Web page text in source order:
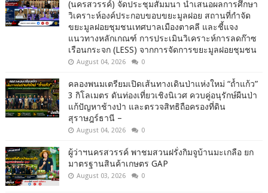
(นครสวรรค์) จัดประชุมสัมมนา นำเสนอผลการศึกษา
วิเคราะห์องค์ประกอบขอบขยะมูลฝอย สถานที่กำจัด
ขยะมูลฝอยชุมชนเทศบาลเมืองตาคลี และชี้แจง
แนวทางหลักเกณฑ์ การประเมินวิเคราะห์การลดก๊าซ
เรือนกระจก (LESS) จากการจัดการขยะมูลฝอยชุมชน
August 04, 2026 0
คลองพนมเตรียมเปิดเส้นทางเดินป่าแห่งใหม่ “ถ้ำแก้ว”
3 กิโลเมตร ดันท่องเที่ยวเชิงนิเวศ ควบคู่อนุรักษ์ผืนป่า
แก้ปัญหาช้างป่า และตรวจสิทธิถือครองที่ดิน
สุราษฎร์ธานี –
August 04, 2026 0
ผู้ว่าฯนครสวรรค์ พาชมสวนฝรั่งกิมจูบ้านมะเกลือ ยก
มาตรฐานสินค้าเกษตร GAP
August 03, 2026 0